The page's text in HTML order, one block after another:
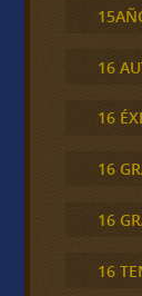
16
16
16
16
16